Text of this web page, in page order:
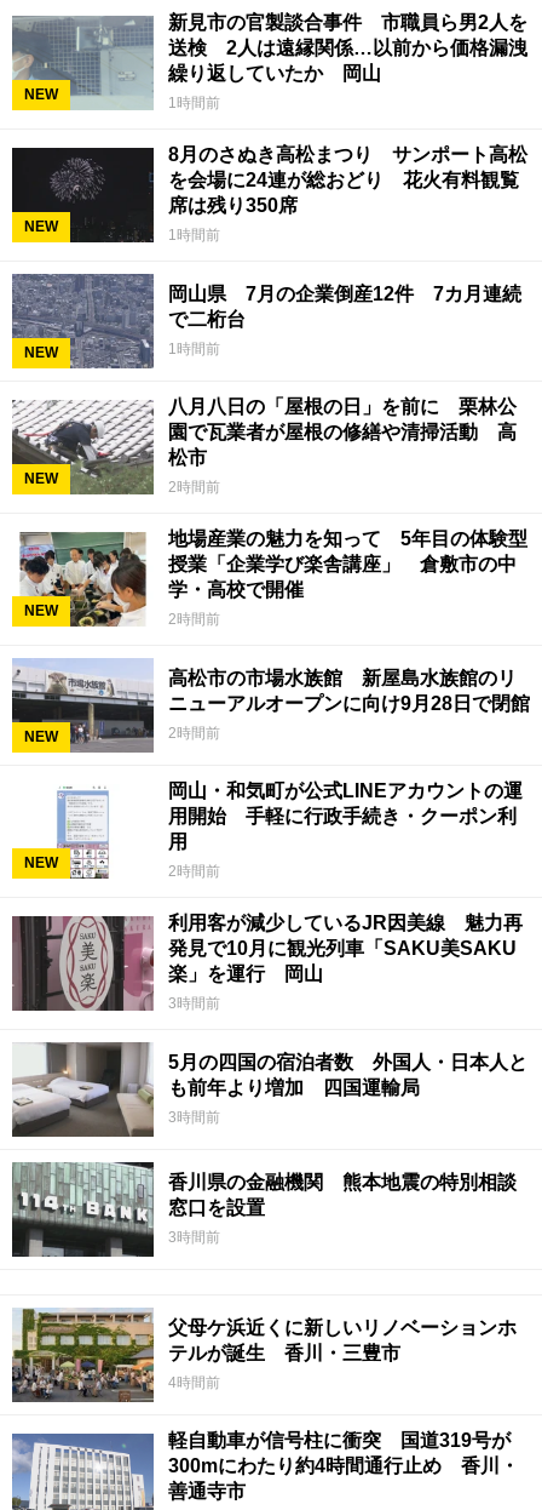
NEW
新見市の官製談合事件 市職員ら男2人を
送検 2人は遠縁関係…以前から価格漏洩
繰り返していたか 岡山
1時間前
NEW
8月のさぬき高松まつり サンポート高松
を会場に24連が総おどり 花火有料観覧
席は残り350席
1時間前
NEW
岡山県 7月の企業倒産12件 7カ月連続
で二桁台
1時間前
NEW
八月八日の「屋根の日」を前に 栗林公
園で瓦業者が屋根の修繕や清掃活動 高
松市
2時間前
NEW
地場産業の魅力を知って 5年目の体験型
授業「企業学び楽舎講座」 倉敷市の中
学・高校で開催
2時間前
NEW
高松市の市場水族館 新屋島水族館のリ
ニューアルオープンに向け9月28日で閉館
2時間前
NEW
岡山・和気町が公式LINEアカウントの運
用開始 手軽に行政手続き・クーポン利
用
2時間前
利用客が減少しているJR因美線 魅力再
発見で10月に観光列車「SAKU美SAKU
楽」を運行 岡山
3時間前
5月の四国の宿泊者数 外国人・日本人と
も前年より増加 四国運輸局
3時間前
香川県の金融機関 熊本地震の特別相談
窓口を設置
3時間前
父母ケ浜近くに新しいリノベーションホ
テルが誕生 香川・三豊市
4時間前
軽自動車が信号柱に衝突 国道319号が
300mにわたり約4時間通行止め 香川・
善通寺市